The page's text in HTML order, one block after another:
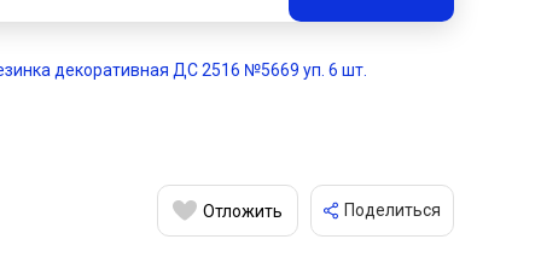
декоративная ДС 2516 №5669 уп. 6 шт.
Отложить Поделиться